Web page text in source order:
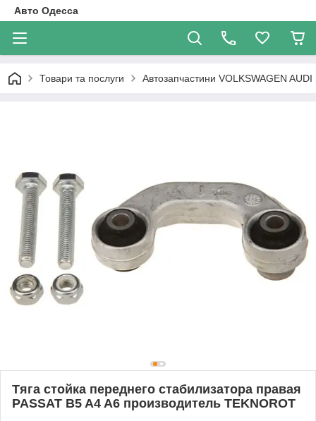
Авто Одесса
Товари та послуги Автозапчастини VOLKSWAGEN AUDI
Тяга стойка переднего стабилизатора правая
PASSAT B5 A4 A6 производитель TEKNOROT